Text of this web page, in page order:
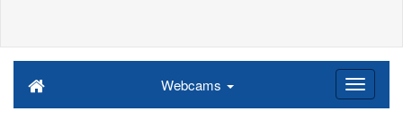
Webcams